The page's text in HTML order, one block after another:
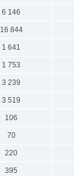
6 146
16 844
1 641
1 753
3 239
3 519
106
70
220
395